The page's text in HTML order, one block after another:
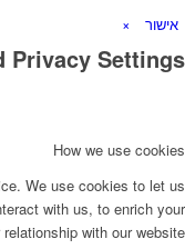
אישור
×
Privacy Settings
How we use cookies
We use cookies to let us
with us, to enrich your
with our website.